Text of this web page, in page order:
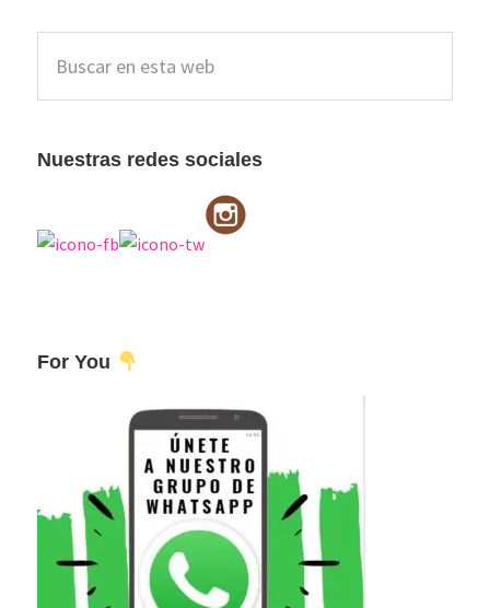
Barra
lateral
esta
Nuestras redes sociales
For You